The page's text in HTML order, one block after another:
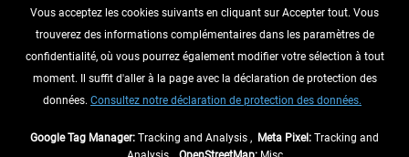
RENONCER AU CONTRAT ICI
INFORMATIONS
NE MANQUEZ PAS LES DERNIÈRES
Vous acceptez les cookies suivants en cliquant sur Accepter tout. Vous
trouverez des informations complémentaires dans les paramètres de
confidentialité, où vous pourrez également modifier votre sélection à tout
moment. Il suffit d'aller à la page avec la déclaration de protection des
données. Consultez notre déclaration de protection des données.
Google Tag Manager: Tracking and Analysis , Meta Pixel: Tracking and